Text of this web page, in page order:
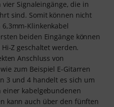
Signaleingänge, die in
sind. Somit können nicht
Klinkenkabel
beiden Eingänge können
Z geschaltet werden.
Anschluss von
zum Beispiel E-Gitarren
3 und 4 handelt es sich um
einer kabelgebundenen
kann auch über den fünften